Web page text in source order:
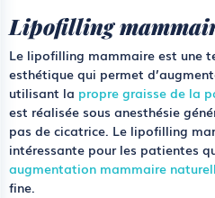
Lipofilling
Le lipofilling mammaire est une
esthétique qui permet
utilisant la propre graisse de la
est réalisée sous anesthésie
pas de cicatrice. Le lipofilling
intéressante pour les patientes
augmentation mammaire
fine.